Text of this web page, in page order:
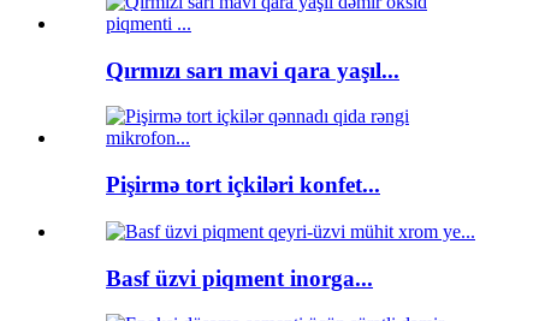
Qırmızı sarı mavi qara yaşıl...
Pişirmə tort içkiləri konfet...
Basf üzvi piqment inorga...